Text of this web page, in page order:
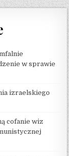
w sprawie
izraelskiego
cofanie wiz